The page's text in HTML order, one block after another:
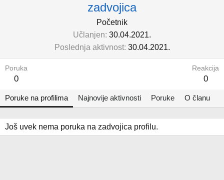
zadvojica
Početnik
Učlanjen 30.04.2021.
Poslednja aktivnost 30.04.2021.
Poruka
0
Reakcija
0
Poruke na profilima Najnovije aktivnosti Poruke O članu
Još uvek nema poruka na zadvojica profilu.